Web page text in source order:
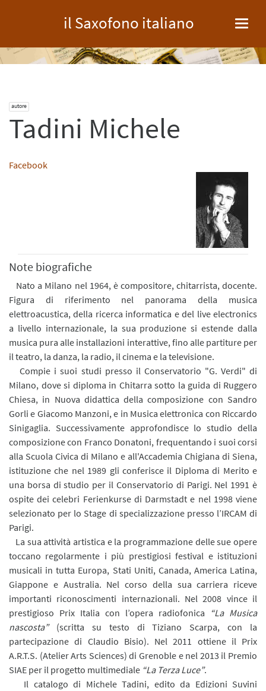
il Saxofono italiano
autore
Tadini Michele
Facebook
Note biografiche
Nato a Milano nel 1964, è compositore, chitarrista, docente.
Figura di riferimento nel panorama della musica
elettroacustica, della ricerca informatica e del live electronics
a livello internazionale, la sua produzione si estende dalla
musica pura alle installazioni interattive, fino alle partiture per
il teatro, la danza, la radio, il cinema e la televisione.
Compie i suoi studi presso il Conservatorio "G. Verdi" di
Milano, dove si diploma in Chitarra sotto la guida di Ruggero
Chiesa, in Nuova didattica della composizione con Sandro
Gorli e Giacomo Manzoni, e in Musica elettronica con Riccardo
Sinigaglia. Successivamente approfondisce lo studio della
composizione con Franco Donatoni, frequentando i suoi corsi
alla Scuola Civica di Milano e all'Accademia Chigiana di Siena,
istituzione che nel 1989 gli conferisce il Diploma di Merito e
una borsa di studio per il Conservatorio di Parigi. Nel 1991 è
ospite dei celebri Ferienkurse di Darmstadt e nel 1998 viene
selezionato per lo Stage di specializzazione presso l’IRCAM di
Parigi.
La sua attività artistica e la programmazione delle sue opere
toccano regolarmente i più prestigiosi festival e istituzioni
musicali in tutta Europa, Stati Uniti, Canada, America Latina,
Giappone e Australia. Nel corso della sua carriera riceve
importanti riconoscimenti internazionali. Nel 2008 vince il
prestigioso Prix Italia con l’opera radiofonica
“La Musica
nascosta”(scritta su testo di Tiziano Scarpa, con la
partecipazione di Claudio Bisio). Nel 2011 ottiene il Prix
A.R.T.S. (Atelier Arts Sciences) di Grenoble e nel 2013 il Premio
SIAE per il progetto multimediale “La Terza Luce”.
Il catalogo di Michele Tadini, edito da Edizioni Suvini